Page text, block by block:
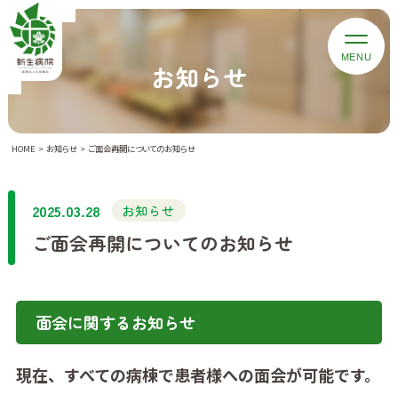
お知らせ
HOME お知らせ ご面会再開についてのお知らせ
2025.03.28 お知らせ
ご面会再開についてのお知らせ
面会に関するお知らせ
現在、すべての病棟で患者様への面会が可能です。